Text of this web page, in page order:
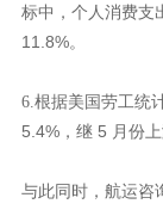
标中，个人消费支
11.8%。
6.根据美国劳工统
5.4%，继5 月份
与此同时，航运咨